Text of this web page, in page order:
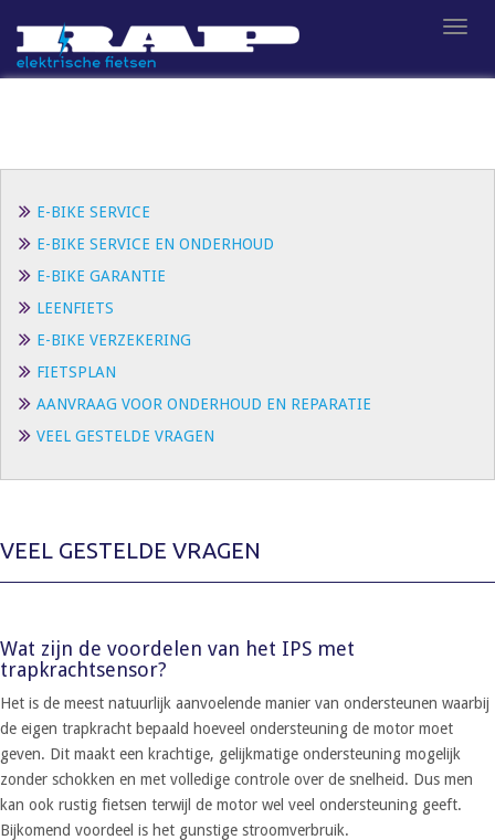
E-BIKE SERVICE
E-BIKE SERVICE EN ONDERHOUD
E-BIKE GARANTIE
LEENFIETS
E-BIKE VERZEKERING
FIETSPLAN
AANVRAAG VOOR ONDERHOUD EN REPARATIE
VEEL GESTELDE VRAGEN
VEEL GESTELDE VRAGEN
Wat zijn de voordelen van het IPS met
trapkrachtsensor?
Het is de meest natuurlijk aanvoelende manier van ondersteunen waarbij
de eigen trapkracht bepaald hoeveel ondersteuning de motor moet
geven. Dit maakt een krachtige, gelijkmatige ondersteuning mogelijk
zonder schokken en met volledige controle over de snelheid. Dus men
kan ook rustig fietsen terwijl de motor wel veel ondersteuning geeft.
Bijkomend voordeel is het gunstige stroomverbruik.